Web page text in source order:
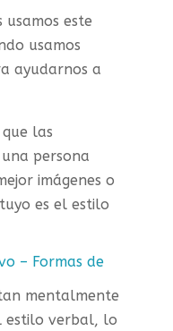
usamos este
usamos
ayudarnos a
las
persona
imágenes o
es el estilo
– Formas de
mentalmente
estilo verbal, lo